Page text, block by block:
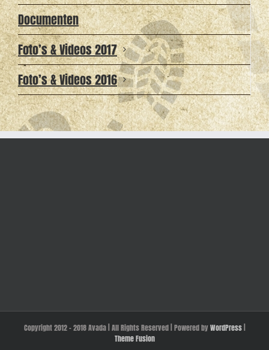
Documenten
Foto’s & Videos 2017
Foto’s & Videos 2016
Copyright 2012 - 2018 Avada | All Rights Reserved | Powered byWordPress|
Theme Fusion